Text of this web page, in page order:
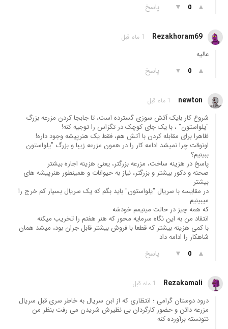
▲
0
▼ پاسخ
Rezakhoram69 1 ماه قبل
عالیه
▲
0
▼ پاسخ
newton 1 ماه قبل
شروع کار بایک آتش سوزی گسترده است، تا جابجا کردن مزرعه بزرگ
"یلواستون" ، با یک جای کوچک در تگزاس را توجیه کنه!
ظاهرا برای مقابله کردن با آتش هم، فقط یک هنرپیشه وجود داره!
اونوقت چرا نمیشد ادامه کار را در همون مزرعه زیبا و بزرگ "یلواستون
ببینیم؟
پاسخ در هزینه ساخت، مزرعه بزرگتر، یعنی هزینه اجاره بیشتر
صحنه و دکور بیشتر و بزرگتر، نیاز به حیوانات و همینطور هنرپیشه های
بیشتر
در مقایسه با سریال "یلواستون" باید بگم که یک سریال بسیار کم خرج را
میبینیم
که همه چیز در حالت مینیمم خودشه
انتقاد من به این نگاه سرمایه محور که هنر هفتم را تخریب میکنه
با کمی هزینه بیشتر که قطعا با فروش بیشتر قابل جران بود، میشد همان
شاهکار را ادامه داد
▲
0
▼ پاسخ
Rezakamali 1 ماه قبل
درود دوستان گرامی ؛ انتظاری که از ابن سریال به خاطر سری قبل سریال
مزرعه داتن و حضور کارگردان بی نظیرش شریدن می رفت بنظر من
نتونسته برآورده کنه